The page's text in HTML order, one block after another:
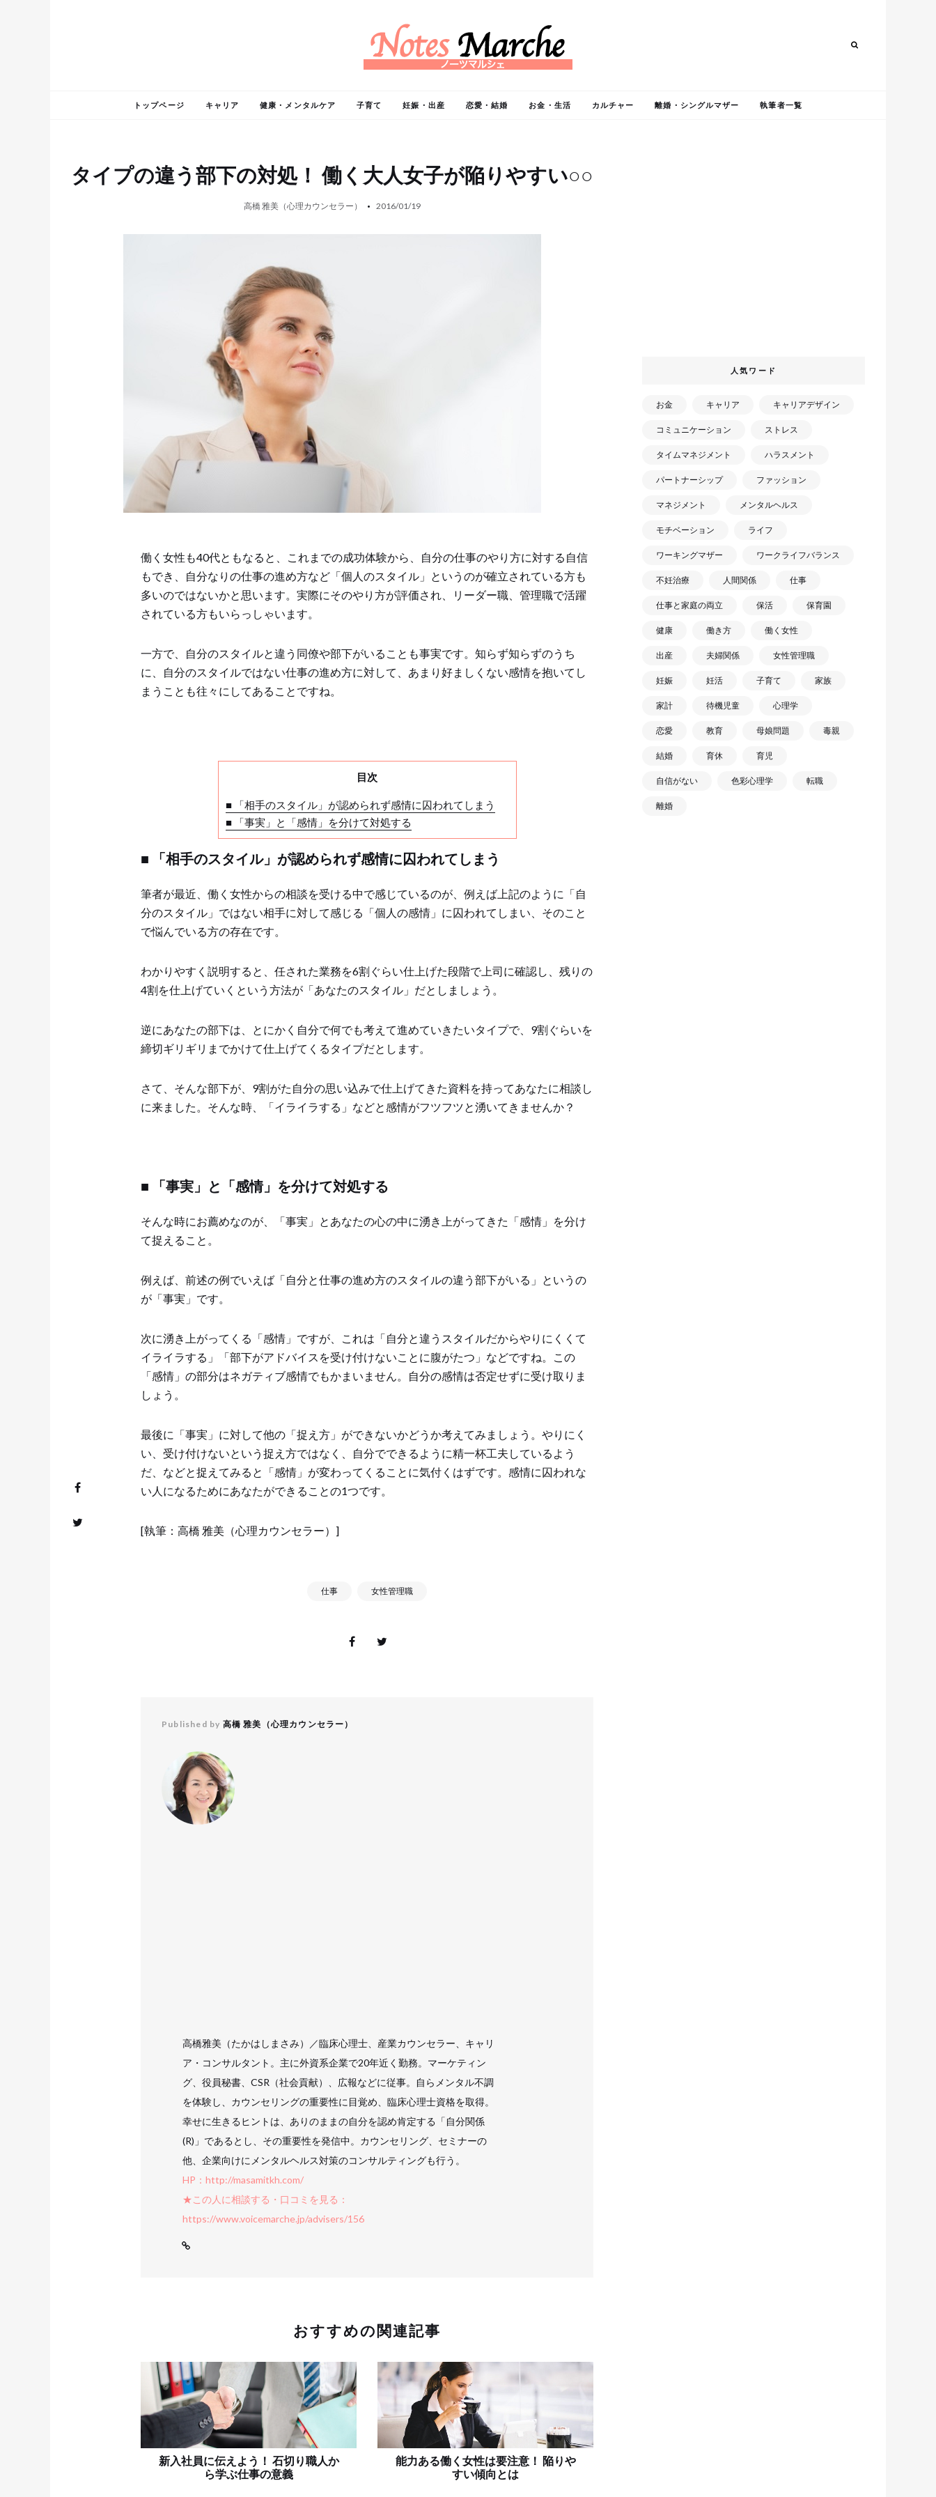
トップページ キャリア 健康・メンタルケア 子育て 妊娠・出産 恋愛・結婚 お金・生活 カルチャー 離婚・シングルマザー 執筆者一覧
タイプの違う部下の対処！ 働く大人女子が陥りやすい○○
高橋 雅美（心理カウンセラー） 2016/01/19
働く女性も40代ともなると、これまでの成功体験から、自分の仕事のやり方に対する自信
もでき、自分なりの仕事の進め方など「個人のスタイル」というのが確立されている方も
多いのではないかと思います。実際にそのやり方が評価され、リーダー職、管理職で活躍
されている方もいらっしゃいます。
一方で、自分のスタイルと違う同僚や部下がいることも事実です。知らず知らずのうち
に、自分のスタイルではない仕事の進め方に対して、あまり好ましくない感情を抱いてし
まうことも往々にしてあることですね。
目次
■ 「相手のスタイル」が認められず感情に囚われてしまう
■ 「事実」と「感情」を分けて対処する
■ 「相手のスタイル」が認められず感情に囚われてしまう
筆者が最近、働く女性からの相談を受ける中で感じているのが、例えば上記のように「自
分のスタイル」ではない相手に対して感じる「個人の感情」に囚われてしまい、そのこと
で悩んでいる方の存在です。
わかりやすく説明すると、任された業務を6割ぐらい仕上げた段階で上司に確認し、残りの
4割を仕上げていくという方法が「あなたのスタイル」だとしましょう。
逆にあなたの部下は、とにかく自分で何でも考えて進めていきたいタイプで、9割ぐらいを
締切ギリギリまでかけて仕上げてくるタイプだとします。
さて、そんな部下が、9割がた自分の思い込みで仕上げてきた資料を持ってあなたに相談し
に来ました。そんな時、「イライラする」などと感情がフツフツと湧いてきませんか？
■ 「事実」と「感情」を分けて対処する
そんな時にお薦めなのが、「事実」とあなたの心の中に湧き上がってきた「感情」を分け
て捉えること。
例えば、前述の例でいえば「自分と仕事の進め方のスタイルの違う部下がいる」というの
が「事実」です。
次に湧き上がってくる「感情」ですが、これは「自分と違うスタイルだからやりにくくて
イライラする」「部下がアドバイスを受け付けないことに腹がたつ」などですね。この
「感情」の部分はネガティブ感情でもかまいません。自分の感情は否定せずに受け取りま
しょう。
最後に「事実」に対して他の「捉え方」ができないかどうか考えてみましょう。やりにく
い、受け付けないという捉え方ではなく、自分でできるように精一杯工夫しているよう
だ、などと捉えてみると「感情」が変わってくることに気付くはずです。感情に囚われな
い人になるためにあなたができることの1つです。
[執筆：高橋 雅美（心理カウンセラー）]
仕事 女性管理職
Published by 高橋 雅美（心理カウンセラー）
高橋雅美（たかはしまさみ）／臨床心理士、産業カウンセラー、キャリ
ア・コンサルタント。主に外資系企業で20年近く勤務。マーケティン
グ、役員秘書、CSR（社会貢献）、広報などに従事。自らメンタル不調
を体験し、カウンセリングの重要性に目覚め、臨床心理士資格を取得。
幸せに生きるヒントは、ありのままの自分を認め肯定する「自分関係
(R)」であるとし、その重要性を発信中。カウンセリング、セミナーの
他、企業向けにメンタルヘルス対策のコンサルティングも行う。
HP：http://masamitkh.com/
★この人に相談する・口コミを見る：
https://www.voicemarche.jp/advisers/156
おすすめの関連記事
新入社員に伝えよう！ 石切り職人か
ら学ぶ仕事の意義
能力ある働く女性は要注意！ 陥りや
すい傾向とは
人気ワード
お金 キャリア キャリアデザイン
コミュニケーション ストレス
タイムマネジメント ハラスメント
パートナーシップ ファッション
マネジメント メンタルヘルス
モチベーション ライフ
ワーキングマザー ワークライフバランス
不妊治療 人間関係 仕事
仕事と家庭の両立 保活 保育園
健康 働き方 働く女性
出産 夫婦関係 女性管理職
妊娠 妊活 子育て 家族
家計 待機児童 心理学
恋愛 教育 母娘問題 毒親
結婚 育休 育児
自信がない 色彩心理学 転職
離婚